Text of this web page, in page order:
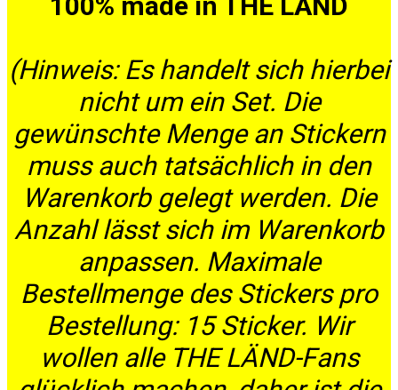
(Hinweis: Es handelt sich hierbei
nicht um ein Set. Die
gewünschte Menge an Stickern
muss auch tatsächlich in den
Warenkorb gelegt werden. Die
Anzahl lässt sich im Warenkorb
anpassen. Maximale
Bestellmenge des Stickers pro
Bestellung: 15 Sticker. Wir
wollen alle THE LÄND-Fans